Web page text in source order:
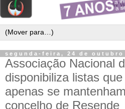
segunda-feira, 24 de outubro
Associação Nacional
disponibiliza listas
apenas se
concelho de Resende